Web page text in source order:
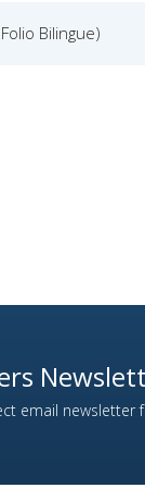
Bilingue)
email newsletter